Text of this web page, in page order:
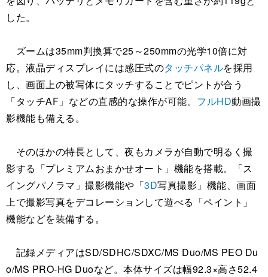
した。
ズームは35mm判換算で25～250mmの光学10倍に対
応。液晶ディスプレイには感圧式のタッチパネルを採用
し、画面上の被写体にタッチすることでピントが合う
「タッチAF」などの直感的な操作が可能。 フルHD動画撮
影機能も備える。
そのほかの特長として、夜もカメラが自動で明るく撮
影する「プレミアムおまかせオート」機能を搭載。「ス
イングパノラマ」撮影機能や「3D写真撮影」機能、画面
上で撮影写真をデコレーションして遊べる「ペイント」
機能などを装備する。
記録メディアはSD/SDHC/SDXC/MS Duo/MS PEO Du
o/MS PRO-HG Duoなど。本体サイズは幅92.3×高さ52.4